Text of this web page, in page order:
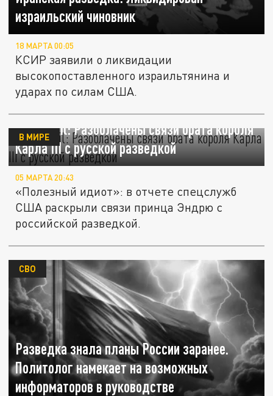
израильский чиновник
18 МАРТА 00:05
КСИР заявили о ликвидации
высокопоставленного израильтянина и
ударах по силам США.
Daily Mail: Разоблачены связи брата короля
Карла III с русской разведкой
В МИРЕ
05 МАРТА 20:43
«Полезный идиот»: в отчете спецслужб
США раскрыли связи принца Эндрю с
российской разведкой.
Разведка знала планы России заранее.
Политолог намекает на возможных
информаторов в руководстве
СВО